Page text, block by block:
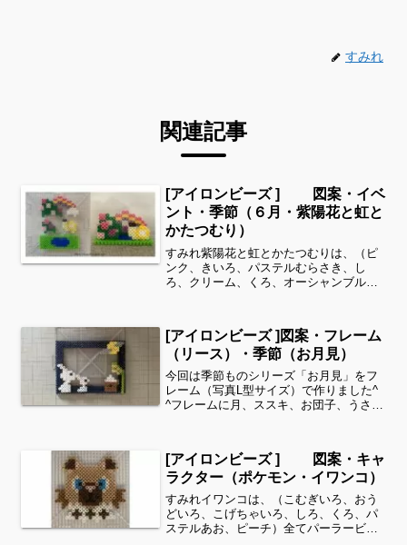
すみれ
関連記事
[アイロンビーズ ] 図案・イベ
ント・季節（６月・紫陽花と虹と
かたつむり）
すみれ紫陽花と虹とかたつむりは、（ピ
ンク、きいろ、パステルむらさき、し
ろ、クリーム、くろ、オーシャンブル
ーズを使用しました✨すみれサイドバー
のカテゴリー欄より、花・虫な...
[アイロンビーズ ]図案・フレーム
（リース）・季節（お月見）
今回は季節ものシリーズ「お月見」をフ
レーム（写真L型サイズ）で作りました^
^フレームに月、ススキ、お団子、うさぎ
ズのミッドナイトブルーで作りました。
縦22段、横29...
[アイロンビーズ ] 図案・キャ
ラクター（ポケモン・イワンコ）
すみれイワンコは、（こむぎいろ、おう
どいろ、こげちゃいろ、しろ、くろ、パ
ステルあお、ピーチ）全てパーラービー